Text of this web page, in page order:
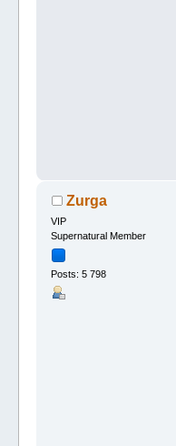
Zurga
VIP
Supernatural Member
Posts: 5 798